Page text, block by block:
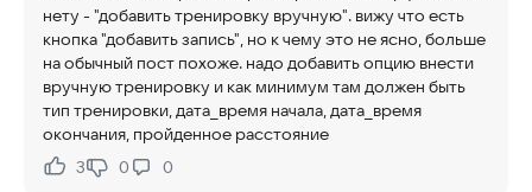
нету - "добавить тренировку вручную". вижу что есть
кнопка "добавить запись", но к чему это не ясно, больше
на обычный пост похоже. надо добавить опцию внести
вручную тренировку и как минимум там должен быть
тип тренировки, дата_время начала, дата_время
окончания, пройденное расстояние
Нравится:
3Не нравится:
0 0